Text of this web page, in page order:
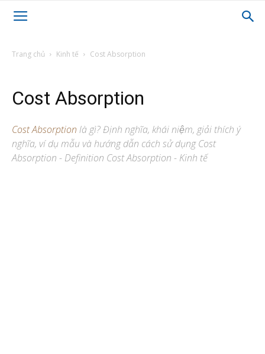
Trang chủ Kinh tế Cost Absorption
Cost Absorption
Cost Absorption là gì? Định nghĩa, khái niệm, giải thích ý
nghĩa, ví dụ mẫu và hướng dẫn cách sử dụng Cost
Absorption - Definition Cost Absorption - Kinh tế